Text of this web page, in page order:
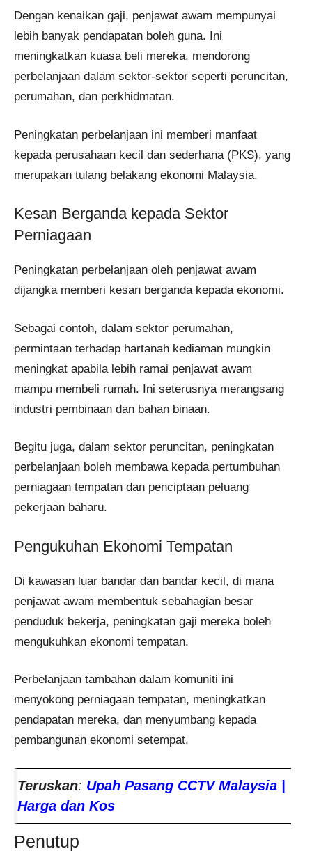
Dengan kenaikan gaji, penjawat awam mempunyai
lebih banyak pendapatan boleh guna. Ini
meningkatkan kuasa beli mereka, mendorong
perbelanjaan dalam sektor-sektor seperti peruncitan,
perumahan, dan perkhidmatan.
Peningkatan perbelanjaan ini memberi manfaat
kepada perusahaan kecil dan sederhana (PKS), yang
merupakan tulang belakang ekonomi Malaysia.
Kesan Berganda kepada Sektor
Perniagaan
Peningkatan perbelanjaan oleh penjawat awam
dijangka memberi kesan berganda kepada ekonomi.
Sebagai contoh, dalam sektor perumahan,
permintaan terhadap hartanah kediaman mungkin
meningkat apabila lebih ramai penjawat awam
mampu membeli rumah. Ini seterusnya merangsang
industri pembinaan dan bahan binaan.
Begitu juga, dalam sektor peruncitan, peningkatan
perbelanjaan boleh membawa kepada pertumbuhan
perniagaan tempatan dan penciptaan peluang
pekerjaan baharu.
Pengukuhan Ekonomi Tempatan
Di kawasan luar bandar dan bandar kecil, di mana
penjawat awam membentuk sebahagian besar
penduduk bekerja, peningkatan gaji mereka boleh
mengukuhkan ekonomi tempatan.
Perbelanjaan tambahan dalam komuniti ini
menyokong perniagaan tempatan, meningkatkan
pendapatan mereka, dan menyumbang kepada
pembangunan ekonomi setempat.
Teruskan: Upah Pasang CCTV Malaysia |
Harga dan Kos
Penutup